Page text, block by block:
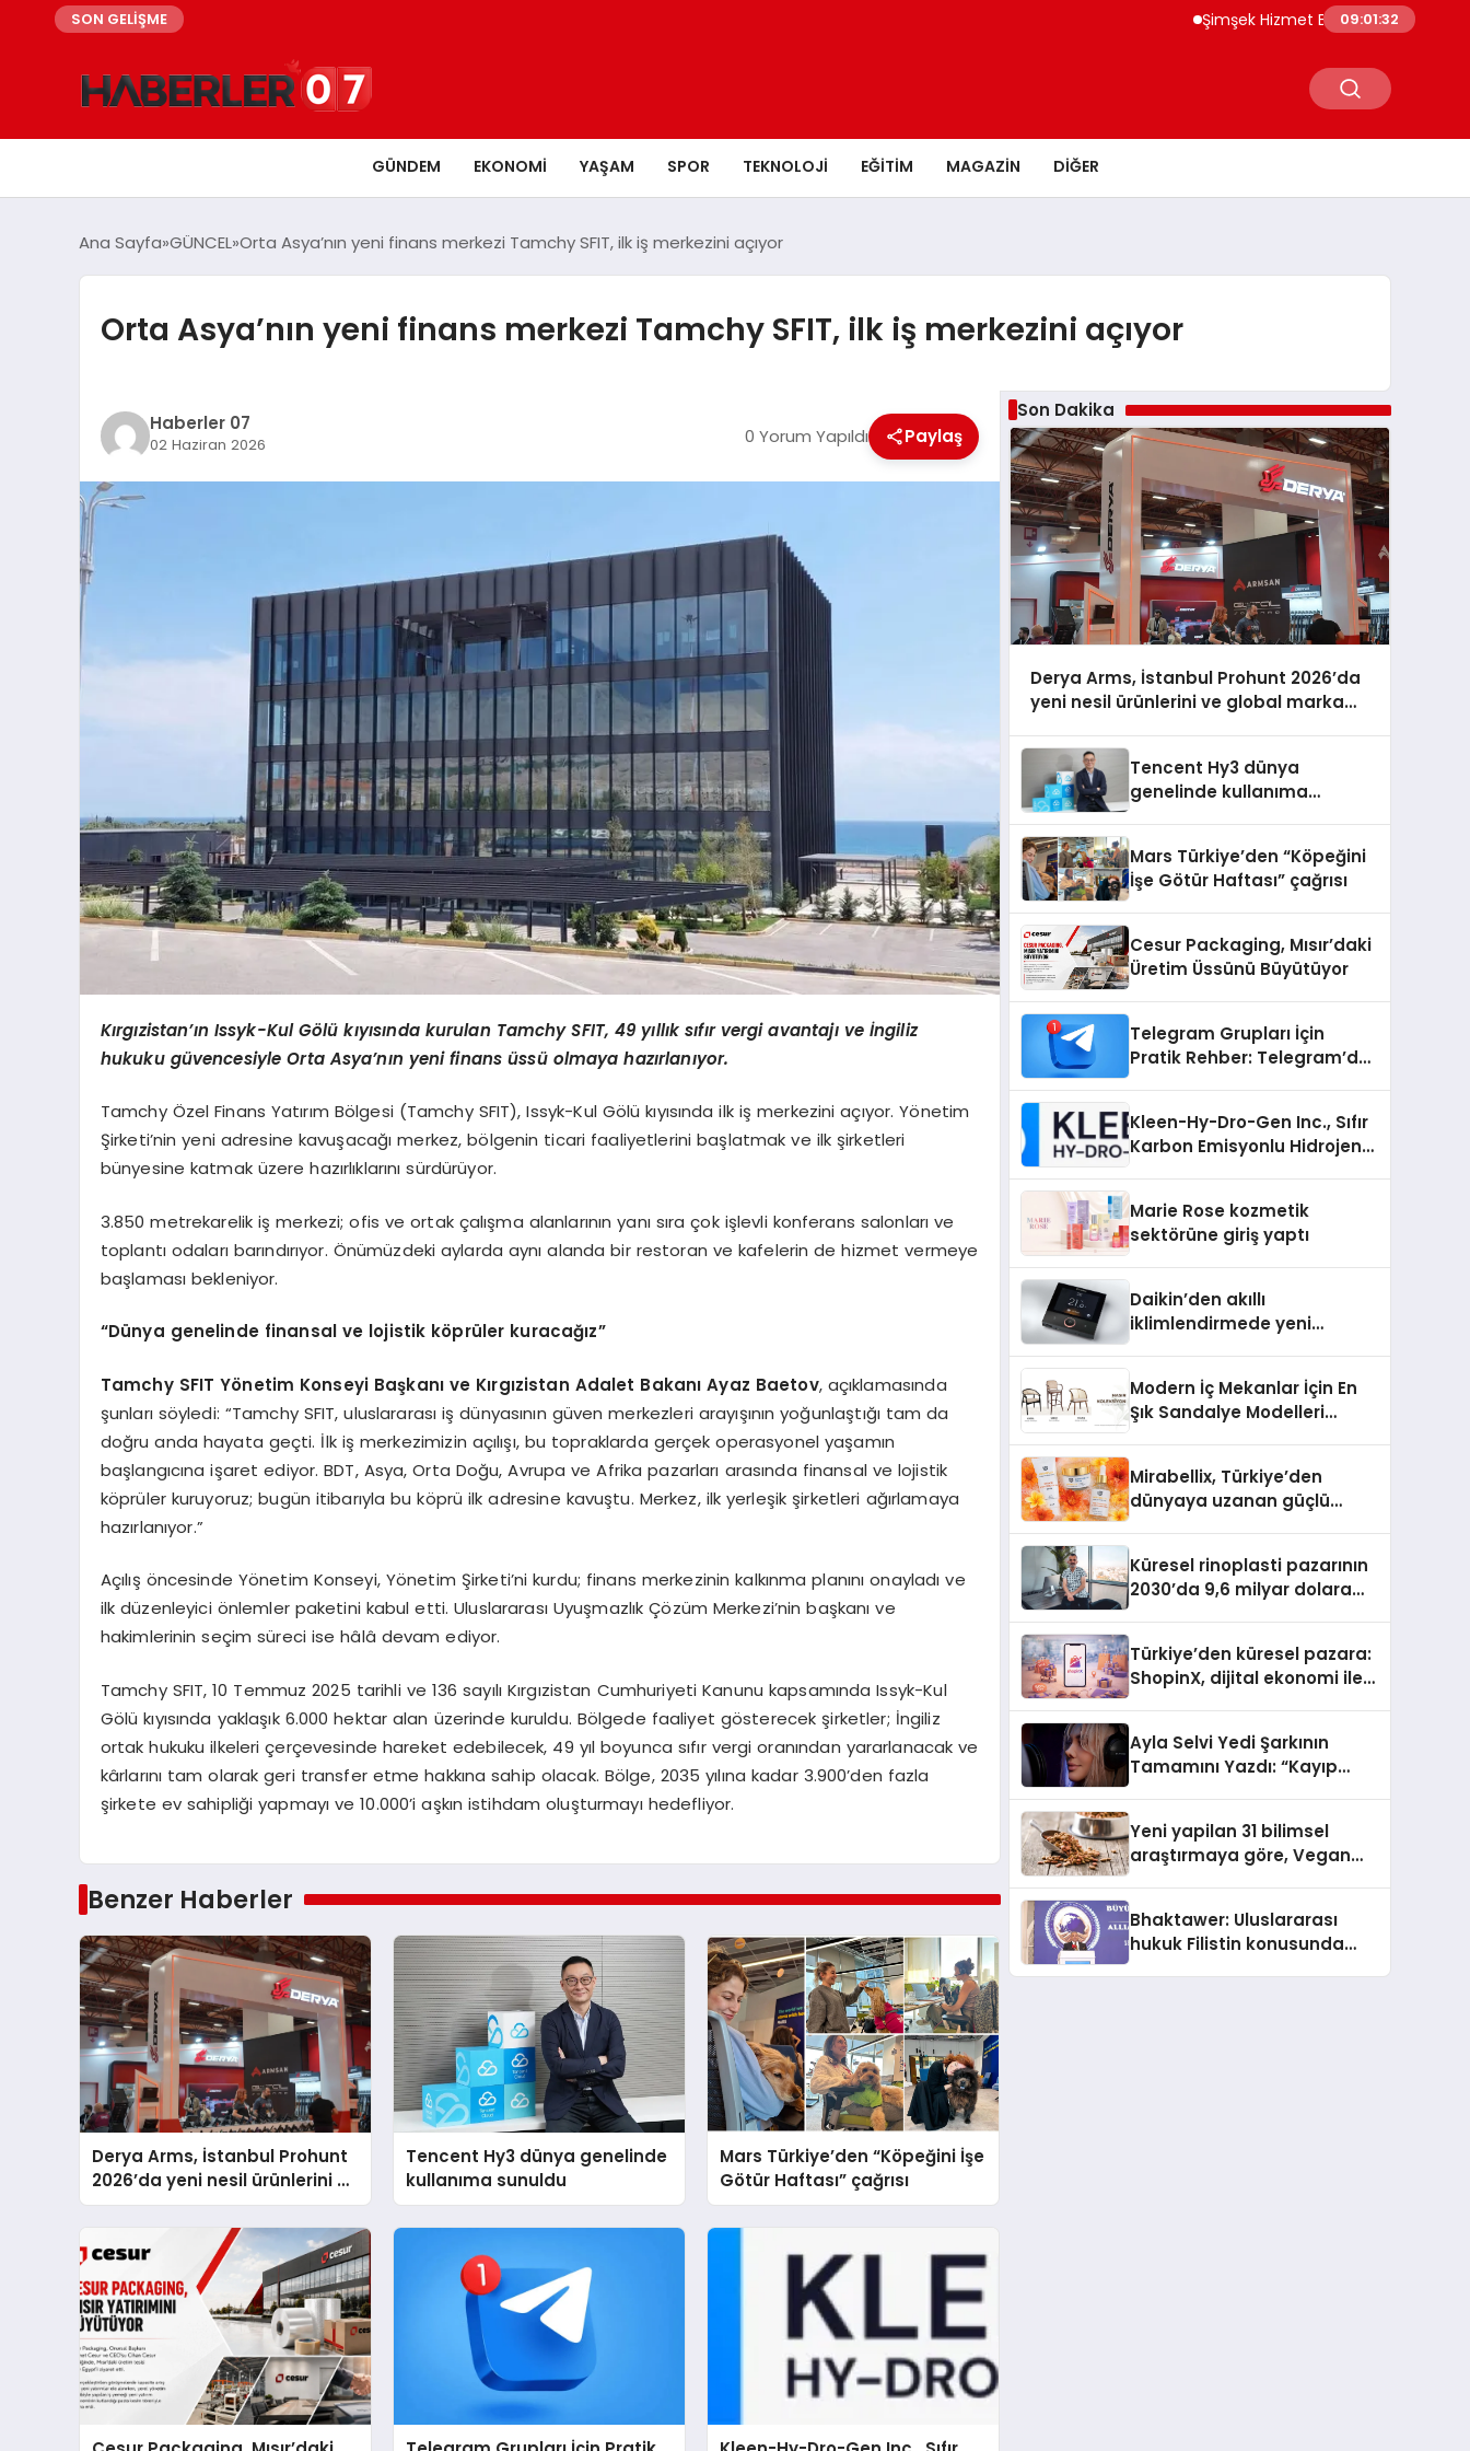
SON GELİŞME Şimşek Hizmet Enflasyonunda Katılık
09:01:33
GÜNDEM EKONOMI YAŞAM SPOR TEKNOLOJI EĞITIM MAGAZIN DIĞER
Ana Sayfa GÜNCEL Orta Asya’nın yeni finans merkezi Tamchy SFIT, ilk iş merkezini açıyor
Orta Asya’nın yeni finans merkezi Tamchy SFIT, ilk iş merkezini açıyor
Haberler 07
02 Haziran 2026 0 Yorum Yapıldı Paylaş
Kırgızistan’ın Issyk-Kul Gölü kıyısında kurulan Tamchy SFIT, 49 yıllık sıfır vergi avantajı ve İngiliz
hukuku güvencesiyle Orta Asya’nın yeni finans üssü olmaya hazırlanıyor.
Tamchy Özel Finans Yatırım Bölgesi (Tamchy SFIT), Issyk-Kul Gölü kıyısında ilk iş merkezini açıyor. Yönetim
Şirketi’nin yeni adresine kavuşacağı merkez, bölgenin ticari faaliyetlerini başlatmak ve ilk şirketleri
bünyesine katmak üzere hazırlıklarını sürdürüyor.
3.850 metrekarelik iş merkezi; ofis ve ortak çalışma alanlarının yanı sıra çok işlevli konferans salonları ve
toplantı odaları barındırıyor. Önümüzdeki aylarda aynı alanda bir restoran ve kafelerin de hizmet vermeye
başlaması bekleniyor.
“Dünya genelinde finansal ve lojistik köprüler kuracağız”
Tamchy SFIT Yönetim Konseyi Başkanı ve Kırgızistan Adalet Bakanı Ayaz Baetov, açıklamasında
şunları söyledi: “Tamchy SFIT, uluslararası iş dünyasının güven merkezleri arayışının yoğunlaştığı tam da
doğru anda hayata geçti. İlk iş merkezimizin açılışı, bu topraklarda gerçek operasyonel yaşamın
başlangıcına işaret ediyor. BDT, Asya, Orta Doğu, Avrupa ve Afrika pazarları arasında finansal ve lojistik
köprüler kuruyoruz; bugün itibarıyla bu köprü ilk adresine kavuştu. Merkez, ilk yerleşik şirketleri ağırlamaya
hazırlanıyor.”
Açılış öncesinde Yönetim Konseyi, Yönetim Şirketi’ni kurdu; finans merkezinin kalkınma planını onayladı ve
ilk düzenleyici önlemler paketini kabul etti. Uluslararası Uyuşmazlık Çözüm Merkezi’nin başkanı ve
hakimlerinin seçim süreci ise hâlâ devam ediyor.
Tamchy SFIT, 10 Temmuz 2025 tarihli ve 136 sayılı Kırgızistan Cumhuriyeti Kanunu kapsamında Issyk-Kul
Gölü kıyısında yaklaşık 6.000 hektar alan üzerinde kuruldu. Bölgede faaliyet gösterecek şirketler; İngiliz
ortak hukuku ilkeleri çerçevesinde hareket edebilecek, 49 yıl boyunca sıfır vergi oranından yararlanacak ve
kârlarını tam olarak geri transfer etme hakkına sahip olacak. Bölge, 2035 yılına kadar 3.900’den fazla
şirkete ev sahipliği yapmayı ve 10.000’i aşkın istihdam oluşturmayı hedefliyor.
Benzer Haberler
Derya Arms, İstanbul Prohunt
2026’da yeni nesil ürünlerini ve
global marka vizyonunu
Tencent Hy3 dünya genelinde
kullanıma sunuldu
Mars Türkiye’den “Köpeğini İşe
Götür Haftası” çağrısı
Son Dakika
Derya Arms, İstanbul Prohunt 2026’da
yeni nesil ürünlerini ve global marka
Tencent Hy3 dünya
genelinde kullanıma
Mars Türkiye’den “Köpeğini
İşe Götür Haftası” çağrısı
Cesur Packaging, Mısır’daki
Üretim Üssünü Büyütüyor
Telegram Grupları İçin
Pratik Rehber: Telegram’da
Kleen-Hy-Dro-Gen Inc., Sıfır
Karbon Emisyonlu Hidrojen
Aldı
Marie Rose kozmetik
sektörüne giriş yaptı
Daikin’den akıllı
iklimlendirmede yeni
Modern İç Mekanlar İçin En
Şık Sandalye Modelleri
Mirabellix, Türkiye’den
dünyaya uzanan güçlü
Küresel rinoplasti pazarının
2030’da 9,6 milyar dolara
Türkiye’den küresel pazara:
ShopinX, dijital ekonomi ile
Ayla Selvi Yedi Şarkının
Tamamını Yazdı: “Kayıp
Yeni yapilan 31 bilimsel
araştırmaya göre, Vegan
Sindirildiğini Ortaya Koydu
Bhaktawer: Uluslararası
hukuk Filistin konusunda